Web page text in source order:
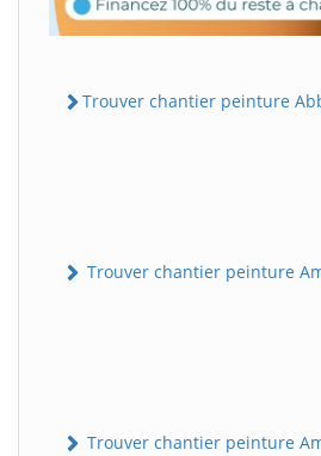
Trouver chantier peinture
Trouver chantier peinture
Trouver chantier peinture